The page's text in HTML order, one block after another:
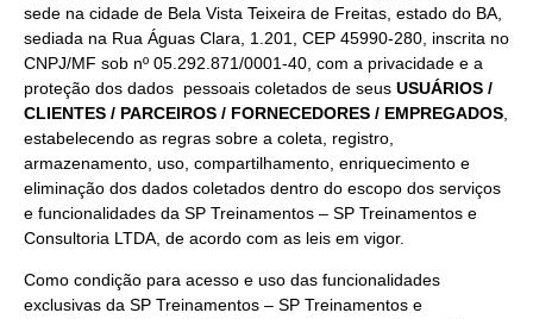
sede na cidade de Bela Vista Teixeira de Freitas, estado do BA,
sediada na Rua Águas Clara, 1.201, CEP 45990-280, inscrita no
CNPJ/MF sob nº 05.292.871/0001-40, com a privacidade e a
proteção dos dados pessoais coletados de seus USUÁRIOS /
CLIENTES / PARCEIROS / FORNECEDORES / EMPREGADOS
estabelecendo as regras sobre a coleta, registro,
armazenamento, uso, compartilhamento, enriquecimento e
eliminação dos dados coletados dentro do escopo dos serviços
e funcionalidades da SP Treinamentos – SP Treinamentos e
Consultoria LTDA, de acordo com as leis em vigor.
Como condição para acesso e uso das funcionalidades
exclusivas da SP Treinamentos – SP Treinamentos e